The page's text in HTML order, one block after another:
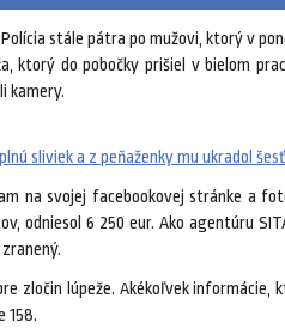
Polícia stále pátra po mužovi, ktorý v
ktorý do pobočky prišiel v bielom
kamery.
sliviek a z peňaženky mu ukradol
na svojej facebookovej stránke a
odniesol 6 250 eur. Ako agentúru
zločin lúpeže. Akékoľvek informácie,
158.